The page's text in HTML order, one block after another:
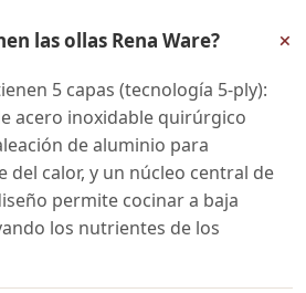
las ollas Rena Ware? +
5 capas (tecnología 5-ply):
acero inoxidable quirúrgico
de aluminio para
calor, y un núcleo central de
permite cocinar a baja
los nutrientes de los